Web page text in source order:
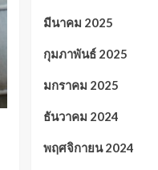
มีนาคม 2025
กุมภาพันธ์ 2025
มกราคม 2025
ธันวาคม 2024
พฤศจิกายน 2024